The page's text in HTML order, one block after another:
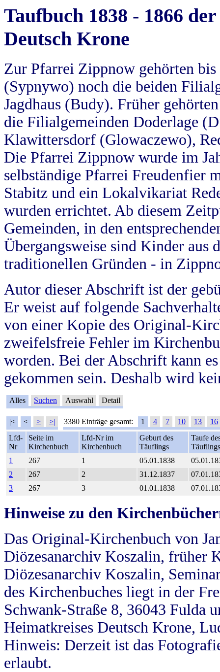
Taufbuch 1838 - 1866
Deutsch Krone
Zur Pfarrei Zippnow gehörten
(Sypnywo) noch die beiden
Jagdhaus (Budy). Früher
die Filialgemeinden Doderlage
Klawittersdorf (Glowaczewo),
Die Pfarrei Zippnow wurde im
selbständige Pfarrei Freudenfier
Stabitz und ein Lokalvikariat
wurden errichtet. Ab diesem
Gemeinden, in den
Übergangsweise sind Kinder aus
traditionellen Gründen - in
Autor dieser Abschrift ist der
Er weist auf folgende
von einer Kopie des Original-
zweifelsfreie Fehler im
worden. Bei der Abschrift kann
gekommen sein. Deshalb wird
Alles Suchen Auswahl Detail
|< < > >| 3380 Einträge gesamt: 1 4 7 10 13
16
Lfd-
Nr
Seite im
Kirchenbuch
Lfd-Nr im
Kirchenbuch
Geburt des
Täuflings
Taufe
Täuflings
1
267 1 05.01.1838
2
267 2 31.12.1837
3
267 3 01.01.1838
Hinweise zu den
Das Original-Kirchenbuch von
Diözesanarchiv Koszalin, früher
Diözesanarchiv Koszalin,
des Kirchenbuches liegt in der
Schwank-Straße 8, 36043 Fulda
Heimatkreises Deutsch Krone,
Hinweis: Derzeit ist das
erlaubt.